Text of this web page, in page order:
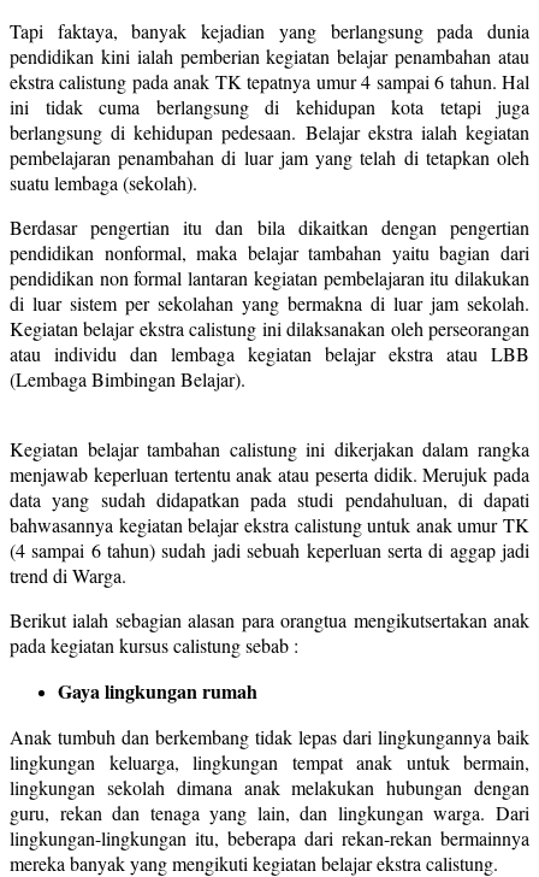
Tapi faktaya, banyak kejadian yang berlangsung pada dunia
pendidikan kini ialah pemberian kegiatan belajar penambahan atau
ekstra calistung pada anak TK tepatnya umur 4 sampai 6 tahun. Hal
ini tidak cuma berlangsung di kehidupan kota tetapi juga
berlangsung di kehidupan pedesaan. Belajar ekstra ialah kegiatan
pembelajaran penambahan di luar jam yang telah di tetapkan oleh
suatu lembaga (sekolah).
Berdasar pengertian itu dan bila dikaitkan dengan pengertian
pendidikan nonformal, maka belajar tambahan yaitu bagian dari
pendidikan non formal lantaran kegiatan pembelajaran itu dilakukan
di luar sistem per sekolahan yang bermakna di luar jam sekolah.
Kegiatan belajar ekstra calistung ini dilaksanakan oleh perseorangan
atau individu dan lembaga kegiatan belajar ekstra atau LBB
(Lembaga Bimbingan Belajar).
Kegiatan belajar tambahan calistung ini dikerjakan dalam rangka
menjawab keperluan tertentu anak atau peserta didik. Merujuk pada
data yang sudah didapatkan pada studi pendahuluan, di dapati
bahwasannya kegiatan belajar ekstra calistung untuk anak umur TK
(4 sampai 6 tahun) sudah jadi sebuah keperluan serta di aggap jadi
trend di Warga.
Berikut ialah sebagian alasan para orangtua mengikutsertakan anak
pada kegiatan kursus calistung sebab :
Gaya lingkungan rumah
Anak tumbuh dan berkembang tidak lepas dari lingkungannya baik
lingkungan keluarga, lingkungan tempat anak untuk bermain,
lingkungan sekolah dimana anak melakukan hubungan dengan
guru, rekan dan tenaga yang lain, dan lingkungan warga. Dari
lingkungan-lingkungan itu, beberapa dari rekan-rekan bermainnya
mereka banyak yang mengikuti kegiatan belajar ekstra calistung.